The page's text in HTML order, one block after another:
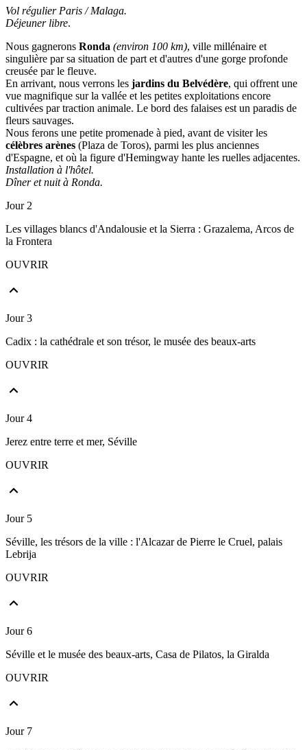
Vol régulier Paris / Malaga.
Déjeuner libre.
Nous gagnerons Ronda (environ 100 km), ville millénaire et
singulière par sa situation de part et d'autres d'une gorge profonde
creusée par le fleuve.
En arrivant, nous verrons les jardins du Belvédère, qui offrent une
vue magnifique sur la vallée et les petites exploitations encore
cultivées par traction animale. Le bord des falaises est un paradis de
fleurs sauvages.
Nous ferons une petite promenade à pied, avant de visiter les
célèbres arènes (Plaza de Toros), parmi les plus anciennes
d'Espagne, et où la figure d'Hemingway hante les ruelles adjacentes.
Installation à l'hôtel.
Dîner et nuit à Ronda.
Jour 2
Les villages blancs d'Andalousie et la Sierra : Grazalema, Arcos de
la Frontera
OUVRIR
Jour 3
Cadix : la cathédrale et son trésor, le musée des beaux-arts
OUVRIR
Jour 4
Jerez entre terre et mer, Séville
OUVRIR
Jour 5
Séville, les trésors de la ville : l'Alcazar de Pierre le Cruel, palais
Lebrija
OUVRIR
Jour 6
Séville et le musée des beaux-arts, Casa de Pilatos, la Giralda
OUVRIR
Jour 7